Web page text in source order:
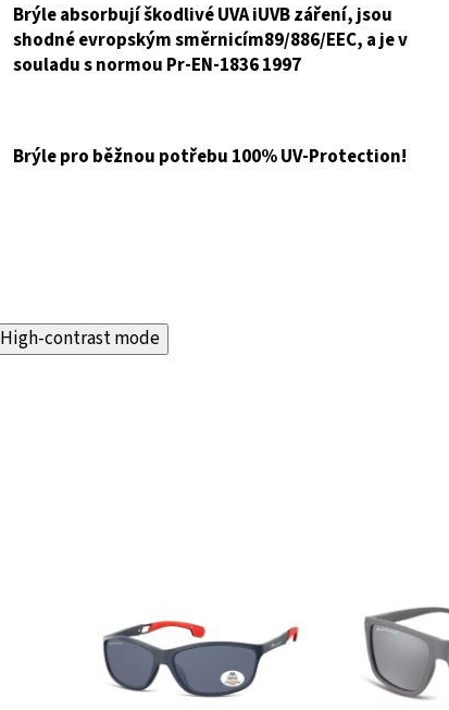
Brýle absorbují škodlivé UVA iUVB záření, jsou
shodné evropským směrnicím89/886/EEC, a je v
souladu s normou Pr-EN-1836 1997
Brýle pro běžnou potřebu 100% UV-Protection!
High-contrast mode